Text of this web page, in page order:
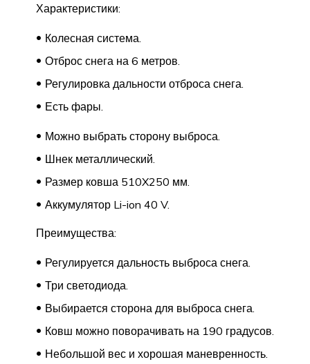
Характеристики:
Колесная система.
Отброс снега на 6 метров.
Регулировка дальности отброса снега.
Есть фары.
Можно выбрать сторону выброса.
Шнек металлический.
Размер ковша 510X250 мм.
Аккумулятор Li-ion 40 V.
Преимущества:
Регулируется дальность выброса снега.
Три светодиода.
Выбирается сторона для выброса снега.
Ковш можно поворачивать на 190 градусов.
Небольшой вес и хорошая маневренность.